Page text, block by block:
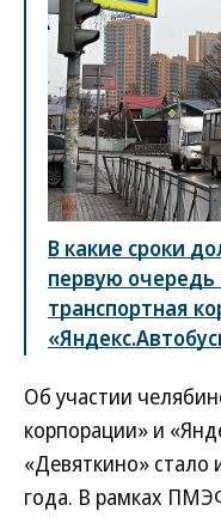
В какие сроки
первую
транспортная
Об участии
корпорации» и
«Девяткино» стало
года. В рамках